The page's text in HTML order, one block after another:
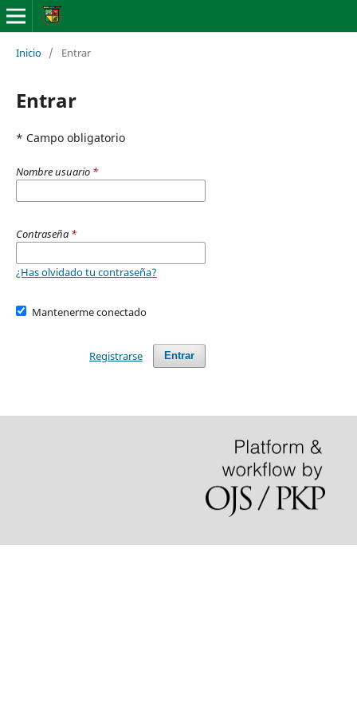
Inicio / Entrar
Entrar
* Campo obligatorio
Nombre usuario *
Contraseña *
¿Has olvidado tu contraseña?
Mantenerme conectado
Entrar
Registrarse